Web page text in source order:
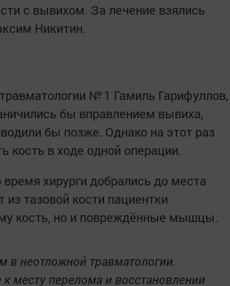
с вывихом. За лечение взялись
Никитин.
№ 1 Гамиль Гарифуллов,
бы вправлением вывиха,
бы позже. Однако на этот раз
кость в ходе одной операции.
хирурги добрались до места
тазовой кости пациентки
кость, но и повреждённые мышцы.
в неотложной травматологии.
месту перелома и восстановлении